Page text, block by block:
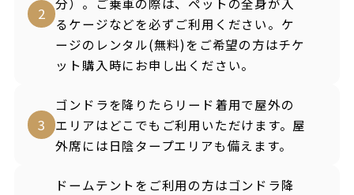
2
分）。ご乗車の際は、ペットの全身が入
るケージなどを必ずご利用ください。ケ
ージのレンタル(無料)をご希望の方はチケ
ット購入時にお申し出ください。
3
ゴンドラを降りたらリード着用で屋外の
エリアはどこでもご利用いただけます。屋
外席には日陰タープエリアも備えます。
ドームテントをご利用の方はゴンドラ降